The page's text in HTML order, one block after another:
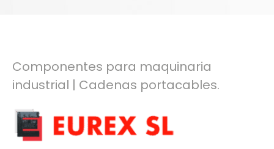
Componentes para maquinaria
industrial | Cadenas portacables.